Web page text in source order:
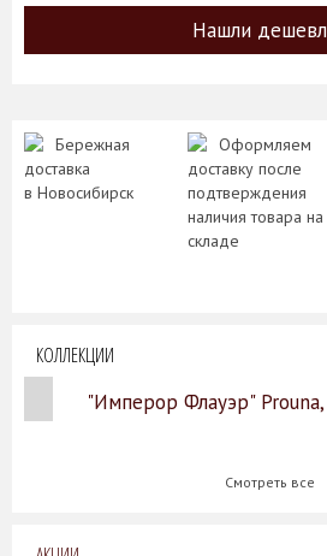
Нашли
Бережная
доставка
в Новосибирск
Оформляем
доставку после
подтверждения
наличия товара на
складе
КОЛЛЕКЦИИ
"Имперор Флауэр"
Смотреть все